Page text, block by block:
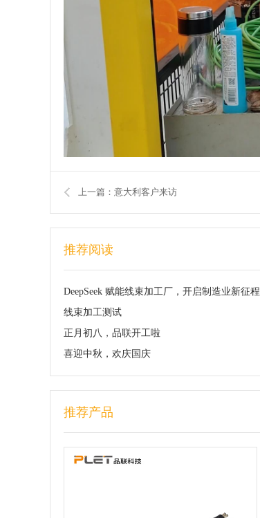
上一篇：意大利客户来访
推荐阅读
DeepSeek 赋能线束加工厂，开启制造业新征程
线束加工测试
正月初八，品联开工啦
喜迎中秋，欢庆国庆
推荐产品